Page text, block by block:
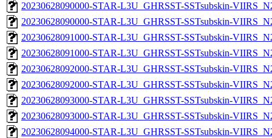
20230628090000-STAR-L3U_GHRSST-SSTsubskin-
20230628090000-STAR-L3U_GHRSST-SSTsubskin-
20230628091000-STAR-L3U_GHRSST-SSTsubskin-
20230628091000-STAR-L3U_GHRSST-SSTsubskin-
20230628092000-STAR-L3U_GHRSST-SSTsubskin-
20230628092000-STAR-L3U_GHRSST-SSTsubskin-
20230628093000-STAR-L3U_GHRSST-SSTsubskin-
20230628093000-STAR-L3U_GHRSST-SSTsubskin-
20230628094000-STAR-L3U_GHRSST-SSTsubskin-